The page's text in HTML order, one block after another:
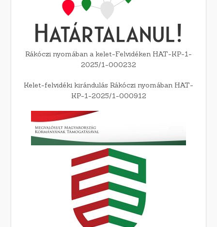
Rákóczi nyomában a kelet-Felvidéken HAT-KP-1-
2025/1-000232
Kelet-felvidéki kirándulás Rákóczi nyomában HAT-
KP-1-2025/1-000912